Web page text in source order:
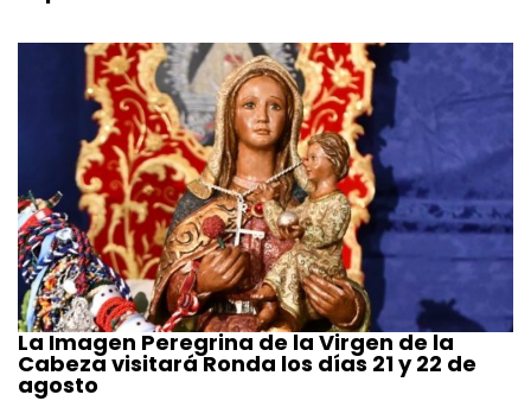
La Imagen Peregrina de la Virgen de la
Cabeza visitará Ronda los días 21 y 22 de
agosto